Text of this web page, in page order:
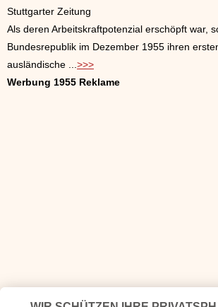
Stuttgarter Zeitung
Als deren Arbeitskraftpotenzial erschöpft war,
Bundesrepublik im Dezember 1955 ihren
ausländische ... >>>
Werbung 1955 Reklame